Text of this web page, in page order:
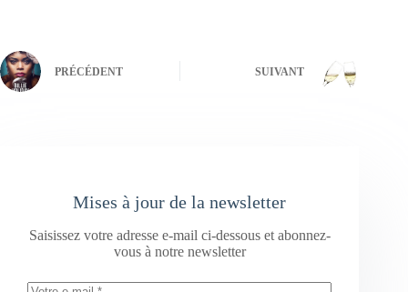
PRÉCÉDENT SUIVANT
Mises à jour de la newsletter
Saisissez votre adresse e-mail ci-dessous et abonnez-
vous à notre newsletter